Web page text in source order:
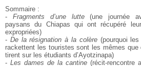
Sommaire :
- Fragments d’une lutte(une journée
paysans du Chiapas qui ont récupéré
expropriées)
- De la résignation à la colère(pourquoi
rackettent les touristes sont les mêmes que
tirent sur les étudiants d’Ayotzinapa)
- Les dames de la cantine (récit-rencontre